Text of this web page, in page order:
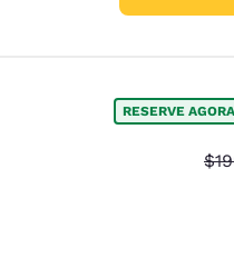
RESERVE